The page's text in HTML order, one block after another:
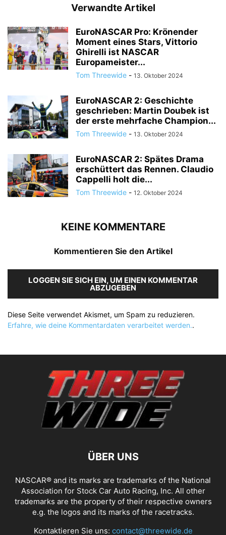
Verwandte Artikel
EuroNASCAR Pro: Krönender
Moment eines Stars, Vittorio
Ghirelli ist NASCAR
Europameister...
Tom Threewide - 13. Oktober 2024
EuroNASCAR 2: Geschichte
geschrieben: Martin Doubek ist
der erste mehrfache Champion...
Tom Threewide - 13. Oktober 2024
EuroNASCAR 2: Spätes Drama
erschüttert das Rennen. Claudio
Cappelli holt die...
Tom Threewide - 12. Oktober 2024
KEINE KOMMENTARE
Kommentieren Sie den Artikel
LOGGEN SIE SICH EIN, UM EINEN KOMMENTAR
ABZUGEBEN
Diese Seite verwendet Akismet, um Spam zu reduzieren.
Erfahre, wie deine Kommentardaten verarbeitet werden..
ÜBER UNS
NASCAR® and its marks are trademarks of the National
Association for Stock Car Auto Racing, Inc. All other
trademarks are the property of their respective owners
e.g. the logos and its marks of the racetracks.
Kontaktieren Sie uns: contact@threewide.de